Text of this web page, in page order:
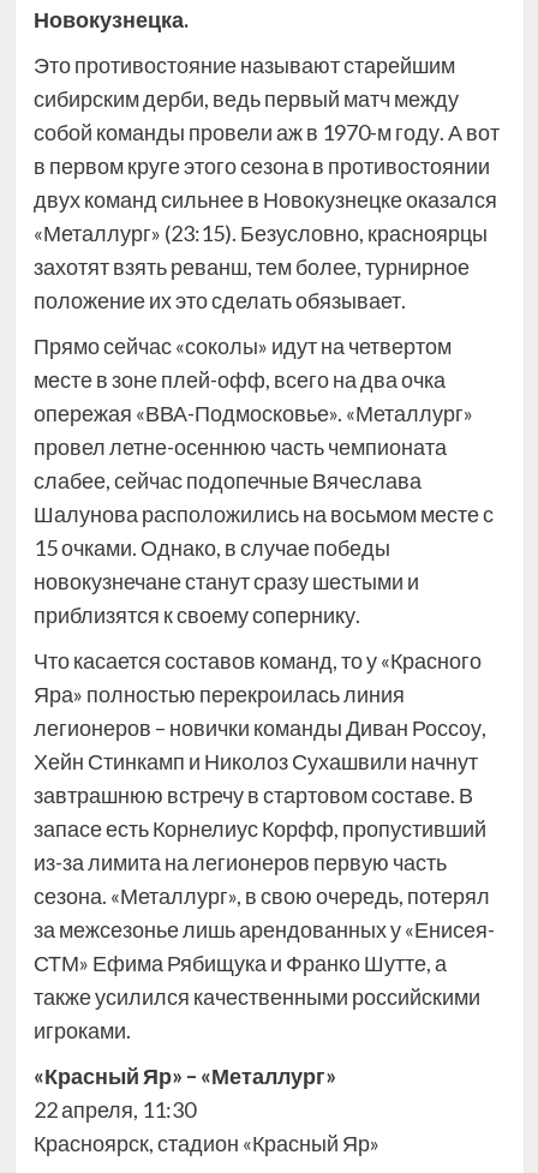
Новокузнецка.
Это противостояние называют старейшим
сибирским дерби, ведь первый матч между
собой команды провели аж в 1970-м году. А вот
в первом круге этого сезона в противостоянии
двух команд сильнее в Новокузнецке оказался
«Металлург» (23:15). Безусловно, красноярцы
захотят взять реванш, тем более, турнирное
положение их это сделать обязывает.
Прямо сейчас «соколы» идут на четвертом
месте в зоне плей-офф, всего на два очка
опережая «ВВА-Подмосковье». «Металлург»
провел летне-осеннюю часть чемпионата
слабее, сейчас подопечные Вячеслава
Шалунова расположились на восьмом месте с
15 очками. Однако, в случае победы
новокузнечане станут сразу шестыми и
приблизятся к своему сопернику.
Что касается составов команд, то у «Красного
Яра» полностью перекроилась линия
легионеров – новички команды Диван Россоу,
Хейн Стинкамп и Николоз Сухашвили начнут
завтрашнюю встречу в стартовом составе. В
запасе есть Корнелиус Корфф, пропустивший
из-за лимита на легионеров первую часть
сезона. «Металлург», в свою очередь, потерял
за межсезонье лишь арендованных у «Енисея-
СТМ» Ефима Рябищука и Франко Шутте, а
также усилился качественными российскими
игроками.
«Красный Яр» – «Металлург»
22 апреля, 11:30
Красноярск, стадион «Красный Яр»